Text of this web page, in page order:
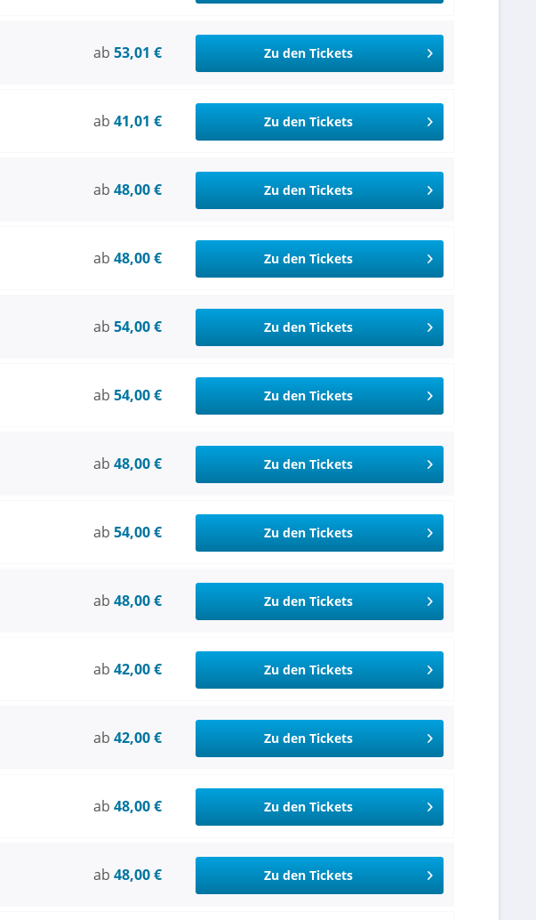
ab 53,01 € Zu den Tickets
ab 41,01 € Zu den Tickets
ab 48,00 € Zu den Tickets
ab 48,00 € Zu den Tickets
ab 54,00 € Zu den Tickets
ab 54,00 € Zu den Tickets
ab 48,00 € Zu den Tickets
ab 54,00 € Zu den Tickets
ab 48,00 € Zu den Tickets
ab 42,00 € Zu den Tickets
ab 42,00 € Zu den Tickets
ab 48,00 € Zu den Tickets
ab 48,00 € Zu den Tickets